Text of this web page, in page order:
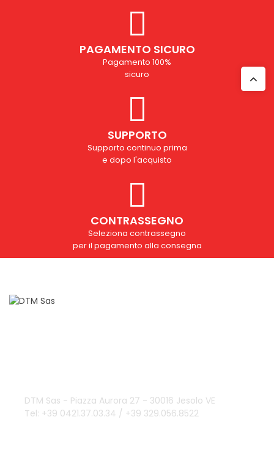
PAGAMENTO SICURO
Pagamento 100%
sicuro
SUPPORTO
Supporto continuo prima
e dopo l'acquisto
CONTRASSEGNO
Seleziona contrassegno
per il pagamento alla consegna
DTM Sas - Piazza Aurora 27 - 30016 Jesolo VE
Tel: +39 0421.37.03.34 / +39 329.056.8522